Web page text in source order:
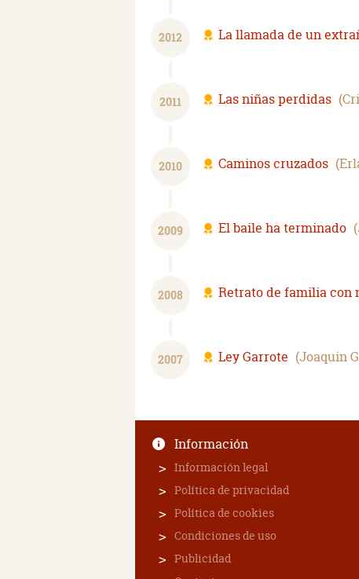
2012 La llamada de un
2011 Las niñas perdidas
2010 Caminos cruzados
2009 El baile ha terminado
2008 Retrato de familia con
2007 Ley Garrote Joaquin
Información
Información legal
Política de privacidad
Política de cookies
Condiciones de uso
Publicidad